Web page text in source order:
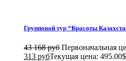
Групповой тур “Красоты
43 168 руб Первоначальная
313 рубТекущая цена: